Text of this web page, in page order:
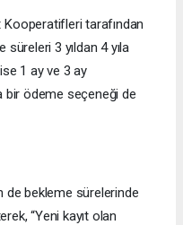
tarafından
süreleri 3 yıldan 4 yıla
ise 1 ay ve 3 ay
bir ödeme seçeneği de
de bekleme sürelerinde
“Yeni kayıt olan